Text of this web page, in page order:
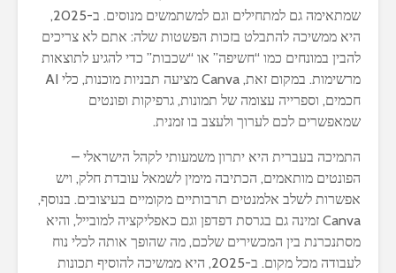
שמתאימה גם למתחילים וגם למשתמשים מנוסים. ב-2025,
היא ממשיכה להתבלט בזכות הפשטות שלה: אתם לא צריכים
להבין במונחים כמו “חשיפה” או “שכבות” כדי להגיע לתוצאות
מרשימות. במקום זאת, Canva מציעה תבניות מוכנות, כלי AI
חכמים, וספרייה עצומה של תמונות, גרפיקות ופונטים
שמאפשרים לכם לערוך ולעצב בו זמנית.
התמיכה בעברית היא יתרון משמעותי לקהל הישראלי –
הפונטים מותאמים, הכתיבה מימין לשמאל עובדת חלק, ויש
אפשרות לשלב אלמנטים תרבותיים מקומיים בעיצובים. בנוסף,
Canva זמינה גם בגרסת דפדפן וגם כאפליקציה למובייל, והיא
מסתנכרנת בין המכשירים שלכם, מה שהופך אותה לכלי נוח
לעבודה מכל מקום. ב-2025, היא ממשיכה להוסיף תכונות